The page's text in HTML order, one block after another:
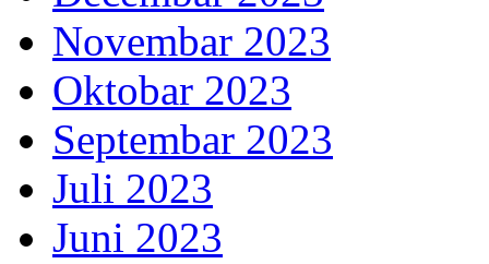
Novembar 2023
Oktobar 2023
Septembar 2023
Juli 2023
Juni 2023